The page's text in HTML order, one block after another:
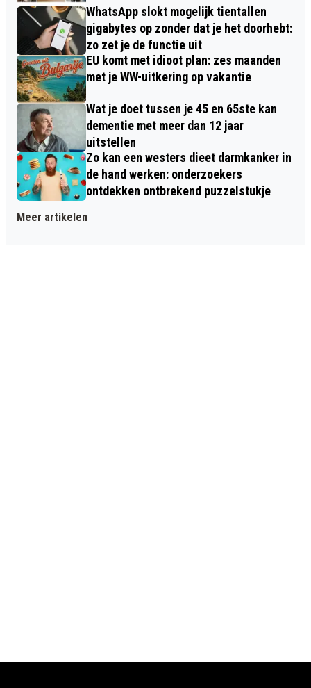
WhatsApp slokt mogelijk tientallen
gigabytes op zonder dat je het doorhebt:
zo zet je de functie uit
EU komt met idioot plan: zes maanden
met je WW-uitkering op vakantie
Wat je doet tussen je 45 en 65ste kan
dementie met meer dan 12 jaar
uitstellen
Zo kan een westers dieet darmkanker in
de hand werken: onderzoekers
ontdekken ontbrekend puzzelstukje
Meer artikelen